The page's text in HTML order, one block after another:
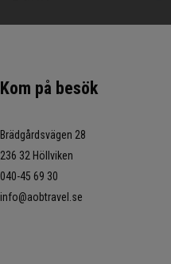
Kom på besök
Brädgårdsvägen 28
236 32 Höllviken
040-45 69 30
info@aobtravel.se